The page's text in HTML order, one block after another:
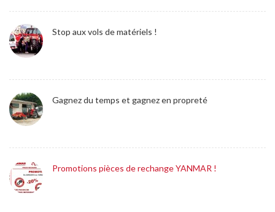
Stop aux vols de matériels !
Gagnez du temps et gagnez en propreté
Promotions pièces de rechange YANMAR !